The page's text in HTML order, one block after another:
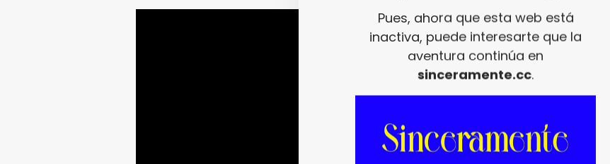
Pues, ahora que esta web está
inactiva, puede interesarte que la
aventura continúa en
sinceramente.cc.